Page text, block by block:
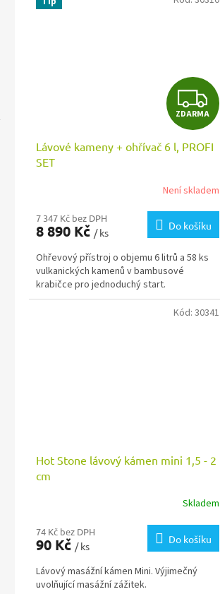
Z
D
A
R
M
A
ZDARMA
Lávové kameny + ohřívač 6 l, PROFI
SET
Není skladem
7 347 Kč bez DPH
8 890 Kč / ks
Do košíku
Ohřevový přístroj o objemu 6 litrů a 58 ks
vulkanických kamenů v bambusové
krabičce pro jednoduchý start.
Hot Stone lávový kámen mini 1,5 - 2
cm
Skladem
74 Kč bez DPH
90 Kč / ks
Do košíku
Lávový masážní kámen Mini. Výjimečný
uvolňující masážní zážitek.
Kód: 30341